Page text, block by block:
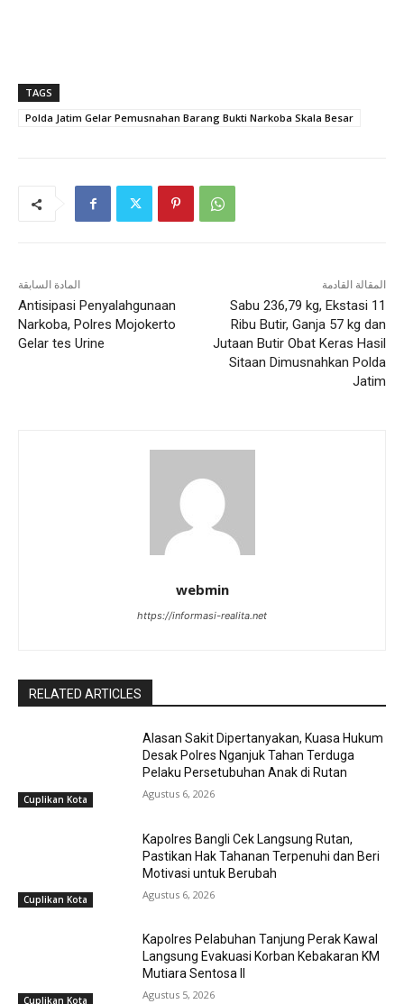
TAGS
Polda Jatim Gelar Pemusnahan Barang Bukti Narkoba Skala Besar
المادة السابقة
Antisipasi Penyalahgunaan
Narkoba, Polres Mojokerto
Gelar tes Urine
المقالة القادمة
Sabu 236,79 kg, Ekstasi 11
Ribu Butir, Ganja 57 kg dan
Jutaan Butir Obat Keras Hasil
Sitaan Dimusnahkan Polda
Jatim
webmin
https://informasi-realita.net
RELATED ARTICLES
Cuplikan Kota
Alasan Sakit Dipertanyakan, Kuasa Hukum
Desak Polres Nganjuk Tahan Terduga
Pelaku Persetubuhan Anak di Rutan
Agustus 6, 2026
Cuplikan Kota
Kapolres Bangli Cek Langsung Rutan,
Pastikan Hak Tahanan Terpenuhi dan Beri
Motivasi untuk Berubah
Agustus 6, 2026
Cuplikan Kota
Kapolres Pelabuhan Tanjung Perak Kawal
Langsung Evakuasi Korban Kebakaran KM
Mutiara Sentosa II
Agustus 5, 2026